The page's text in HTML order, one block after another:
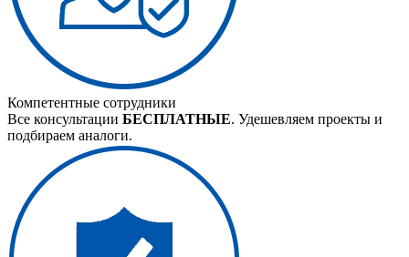
Компетентные сотрудники
Все консультации БЕСПЛАТНЫЕ. Удешевляем проекты и
подбираем аналоги.